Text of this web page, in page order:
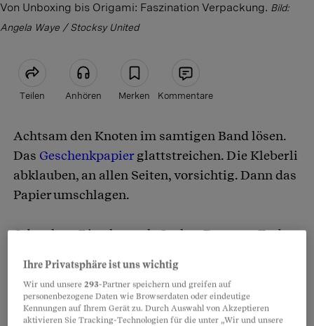
Von Unboxing bis Origami: Faszination Verpackung. Bild:
Angela Waye / Stocksy United
Teilen Anhören Merken Kommentare
Artikel teilen
Achtsam den Knoten im samtigen Band lösen.
Das Geschenkpapierglattstreichen. Die Kleberli
abklauben, an allen Seiten, vorsichtig. Dann das
Papier umschlagen.
Oder eher «Ritschratsch-Style»: Das zum Ende
Ecke schieben, beherzt zugreifen – bis das
Goldpapier in Fetzen auf dem Boden liegt.
Ihre Privatsphäre ist uns wichtig
Wir und unsere293-Partner speichern und greifen auf
personenbezogene Daten wie Browserdaten oder eindeutige
Kennungen auf Ihrem Gerät zu. Durch Auswahl von Akzeptieren
aktivieren Sie Tracking-Technologien für die unter „Wir und unsere